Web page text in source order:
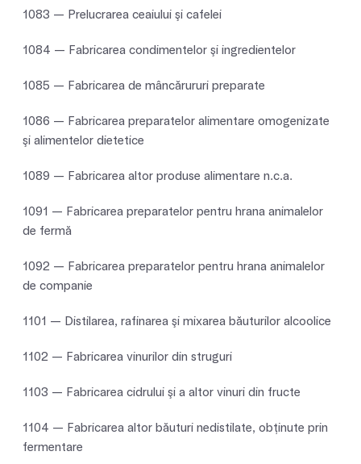
1083 — Prelucrarea ceaiului şi cafelei
1084 — Fabricarea condimentelor şi ingredientelor
1085 — Fabricarea de mâncărururi preparate
1086 — Fabricarea preparatelor alimentare omogenizate
şi alimentelor dietetice
1089 — Fabricarea altor produse alimentare n.c.a.
1091 — Fabricarea preparatelor pentru hrana animalelor
de fermă
1092 — Fabricarea preparatelor pentru hrana animalelor
de companie
1101 — Distilarea, rafinarea şi mixarea băuturilor alcoolice
1102 — Fabricarea vinurilor din struguri
1103 — Fabricarea cidrului şi a altor vinuri din fructe
1104 — Fabricarea altor băuturi nedistilate, obţinute prin
fermentare